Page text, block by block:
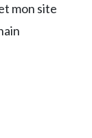
mon site